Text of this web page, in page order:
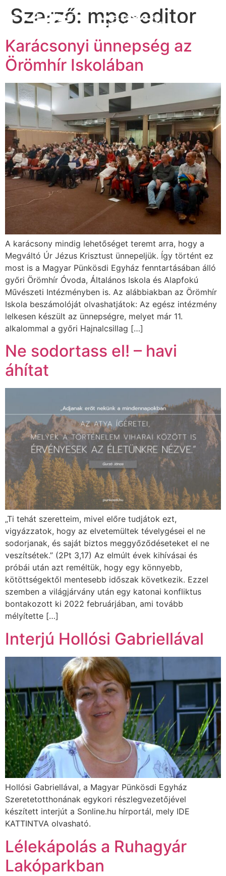
Szerző: mpe-editor
Karácsonyi ünnepség az
Örömhír Iskolában
A karácsony mindig lehetőséget teremt arra, hogy a
Megváltó Úr Jézus Krisztust ünnepeljük. Így történt ez
most is a Magyar Pünkösdi Egyház fenntartásában álló
győri Örömhír Óvoda, Általános Iskola és Alapfokú
Művészeti Intézményben is. Az alábbiakban az Örömhír
Iskola beszámolóját olvashatjátok: Az egész intézmény
lelkesen készült az ünnepségre, melyet már 11.
alkalommal a győri Hajnalcsillag […]
Ne sodortass el! – havi
áhítat
„Ti tehát szeretteim, mivel előre tudjátok ezt,
vigyázzatok, hogy az elvetemültek tévelygései el ne
sodorjanak, és saját biztos meggyőződéseteket el ne
veszítsétek.” (2Pt 3,17) Az elmúlt évek kihívásai és
próbái után azt reméltük, hogy egy könnyebb,
kötöttségektől mentesebb időszak következik. Ezzel
szemben a világjárvány után egy katonai konfliktus
bontakozott ki 2022 februárjában, ami tovább
mélyítette […]
Interjú Hollósi Gabriellával
Hollósi Gabriellával, a Magyar Pünkösdi Egyház
Szeretetotthonának egykori részlegvezetőjével
készített interjút a Sonline.hu hírportál, mely IDE
KATTINTVA olvasható.
Lélekápolás a Ruhagyár
Lakóparkban